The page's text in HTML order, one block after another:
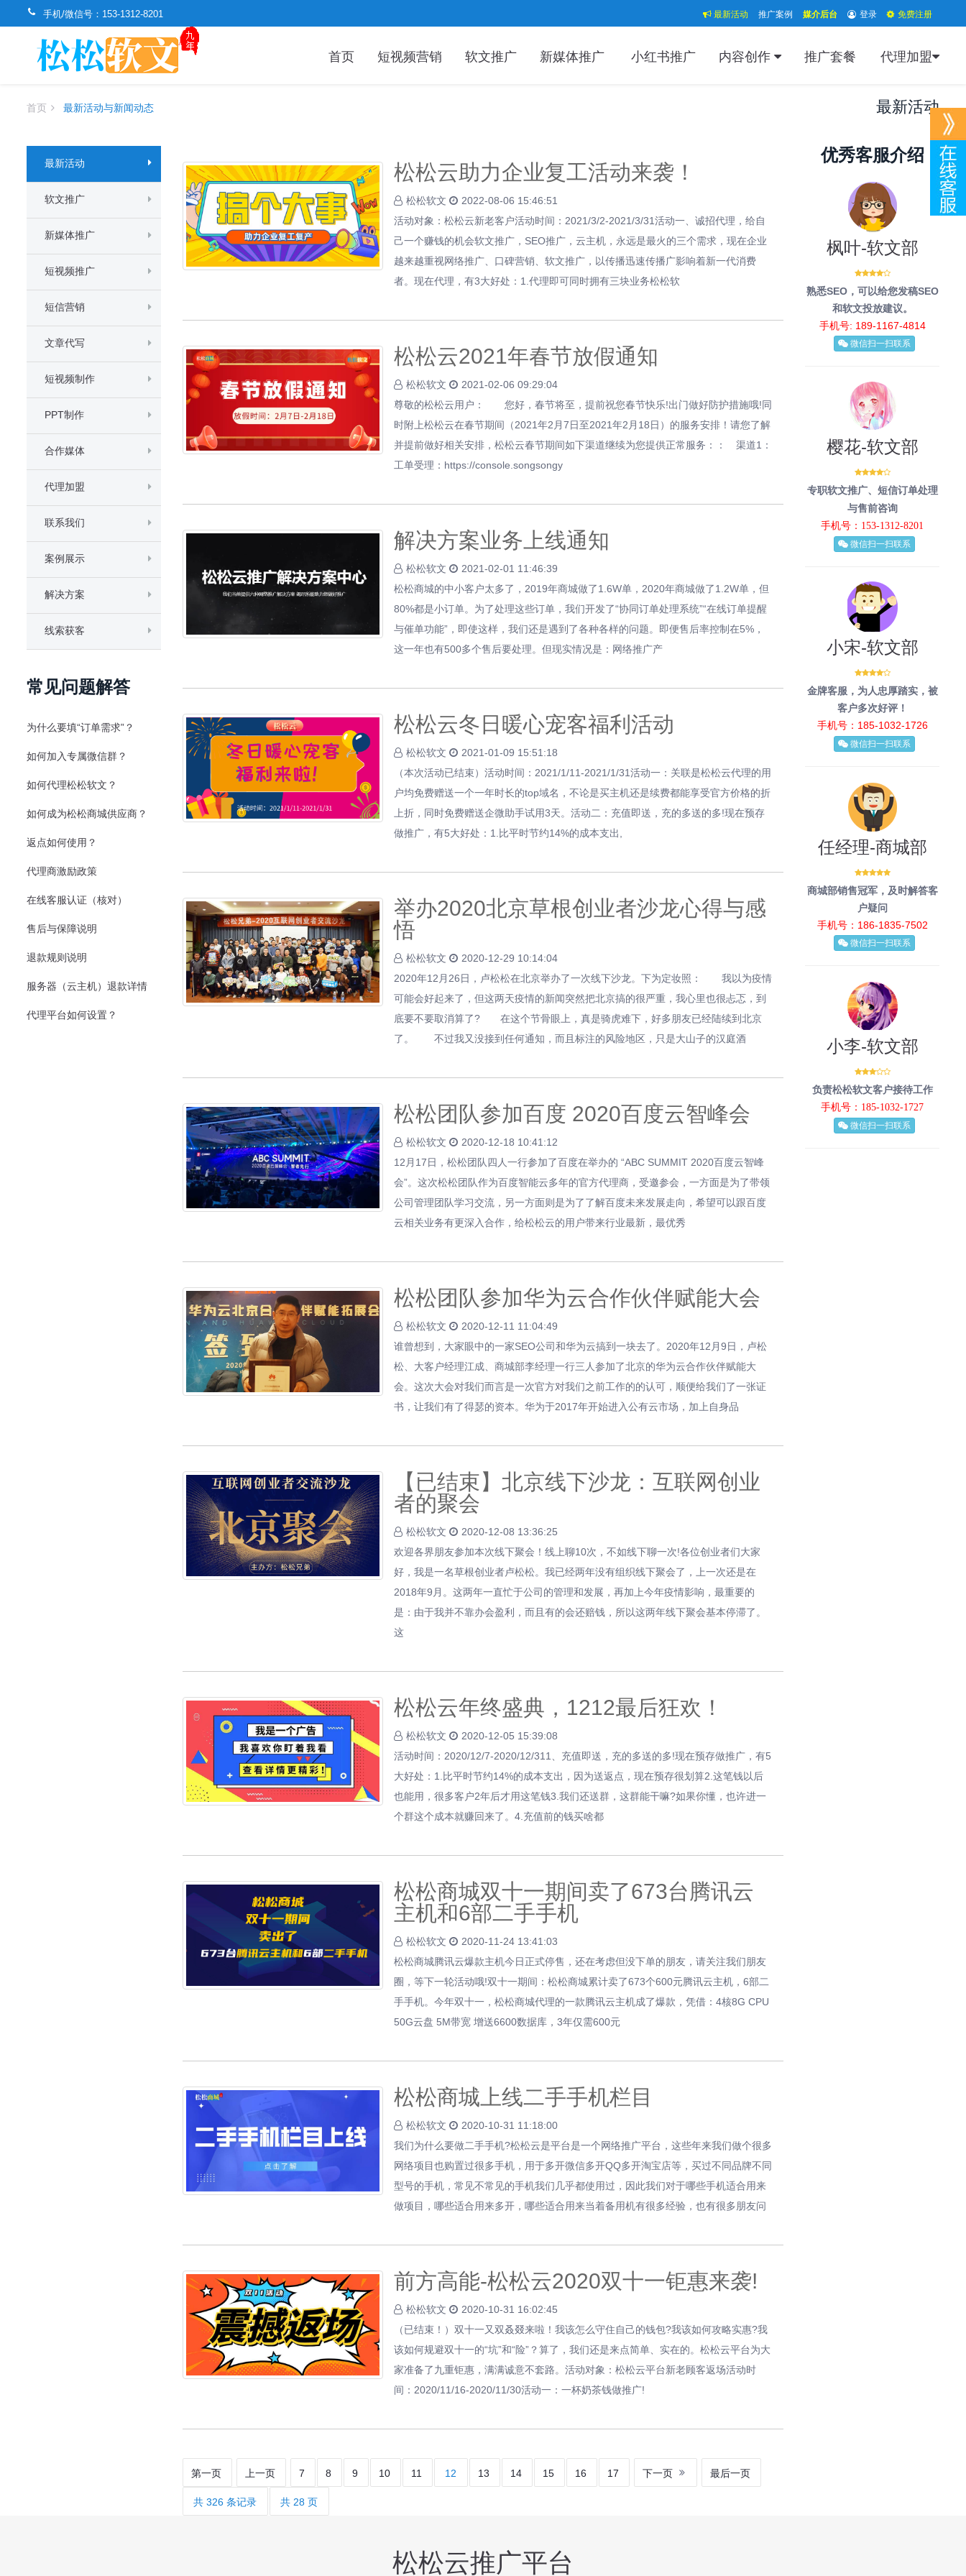
手机/微信号： 153-1312-8201 最新活动 推广案例 媒介后台 登录 免费注册
首页 短视频营销 软文推广 新媒体推广 小红书推广 内容创作 推广套餐 代理加盟
首页 最新活动与新闻动态 最新活动
最新活动
软文推广
新媒体推广
短视频推广
短信营销
文章代写
短视频制作
PPT制作
合作媒体
代理加盟
联系我们
案例展示
解决方案
线索获客
常见问题解答
为什么要填“订单需求”？
如何加入专属微信群？
如何代理松松软文？
如何成为松松商城供应商？
返点如何使用？
代理商激励政策
在线客服认证（核对）
售后与保障说明
退款规则说明
服务器（云主机）退款详情
代理平台如何设置？
松松云助力企业复工活动来袭！
松松软文
2022-08-06 15:46:51
活动对象：松松云新老客户活动时间：2021/3/2-2021/3/31活动一、诚招代理，给自
己一个赚钱的机会软文推广，SEO推广，云主机，永远是最火的三个需求，现在企业
越来越重视网络推广、口碑营销、软文推广，以传播迅速传播广影响着新一代消费
者。现在代理，有3大好处：1.代理即可同时拥有三块业务松松软
松松云2021年春节放假通知
松松软文
2021-02-06 09:29:04
尊敬的松松云用户： 您好，春节将至，提前祝您春节快乐!出门做好防护措施哦!同
时附上松松云在春节期间（2021年2月7日至2021年2月18日）的服务安排！请您了解
并提前做好相关安排，松松云春节期间如下渠道继续为您提供正常服务：： 渠道1：
工单受理：https://console.songsongy
解决方案业务上线通知
松松软文
2021-02-01 11:46:39
松松商城的中小客户太多了，2019年商城做了1.6W单，2020年商城做了1.2W单，但
80%都是小订单。为了处理这些订单，我们开发了“协同订单处理系统”“在线订单提醒
与催单功能”，即使这样，我们还是遇到了各种各样的问题。即便售后率控制在5%，
这一年也有500多个售后要处理。但现实情况是：网络推广产
松松云冬日暖心宠客福利活动
松松软文
2021-01-09 15:51:18
（本次活动已结束）活动时间：2021/1/11-2021/1/31活动一：关联是松松云代理的用
户均免费赠送一个一年时长的top域名，不论是买主机还是续费都能享受官方价格的折
上折，同时免费赠送企微助手试用3天。活动二：充值即送，充的多送的多!现在预存
做推广，有5大好处：1.比平时节约14%的成本支出,
举办2020北京草根创业者沙龙心得与感
悟
松松软文
2020-12-29 10:14:04
2020年12月26日，卢松松在北京举办了一次线下沙龙。下为定妆照： 我以为疫情
可能会好起来了，但这两天疫情的新闻突然把北京搞的很严重，我心里也很忐忑，到
底要不要取消算了? 在这个节骨眼上，真是骑虎难下，好多朋友已经陆续到北京
了。 不过我又没接到任何通知，而且标注的风险地区，只是大山子的汉庭酒
松松团队参加百度 2020百度云智峰会
松松软文
2020-12-18 10:41:12
12月17日，松松团队四人一行参加了百度在举办的 “ABC SUMMIT 2020百度云智峰
会”。这次松松团队作为百度智能云多年的官方代理商，受邀参会，一方面是为了带领
公司管理团队学习交流，另一方面则是为了了解百度未来发展走向，希望可以跟百度
云相关业务有更深入合作，给松松云的用户带来行业最新，最优秀
松松团队参加华为云合作伙伴赋能大会
松松软文
2020-12-11 11:04:49
谁曾想到，大家眼中的一家SEO公司和华为云搞到一块去了。2020年12月9日，卢松
松、大客户经理江成、商城部李经理一行三人参加了北京的华为云合作伙伴赋能大
会。这次大会对我们而言是一次官方对我们之前工作的的认可，顺便给我们了一张证
书，让我们有了得瑟的资本。华为于2017年开始进入公有云市场，加上自身品
【已结束】北京线下沙龙：互联网创业
者的聚会
松松软文
2020-12-08 13:36:25
欢迎各界朋友参加本次线下聚会！线上聊10次，不如线下聊一次!各位创业者们大家
好，我是一名草根创业者卢松松。我已经两年没有组织线下聚会了，上一次还是在
2018年9月。这两年一直忙于公司的管理和发展，再加上今年疫情影响，最重要的
是：由于我并不靠办会盈利，而且有的会还赔钱，所以这两年线下聚会基本停滞了。
这
松松云年终盛典，1212最后狂欢！
松松软文
2020-12-05 15:39:08
活动时间：2020/12/7-2020/12/311、充值即送，充的多送的多!现在预存做推广，有5
大好处：1.比平时节约14%的成本支出，因为送返点，现在预存很划算2.这笔钱以后
也能用，很多客户2年后才用这笔钱3.我们还送群，这群能干嘛?如果你懂，也许进一
个群这个成本就赚回来了。4.充值前的钱买啥都
松松商城双十一期间卖了673台腾讯云
主机和6部二手手机
松松软文
2020-11-24 13:41:03
松松商城腾讯云爆款主机今日正式停售，还在考虑但没下单的朋友，请关注我们朋友
圈，等下一轮活动哦!双十一期间：松松商城累计卖了673个600元腾讯云主机，6部二
手手机。今年双十一，松松商城代理的一款腾讯云主机成了爆款，凭借：4核8G CPU
50G云盘 5M带宽 增送6600数据库，3年仅需600元
松松商城上线二手手机栏目
松松软文
2020-10-31 11:18:00
我们为什么要做二手手机?松松云是平台是一个网络推广平台，这些年来我们做个很多
网络项目也购置过很多手机，用于多开微信多开QQ多开淘宝店等，买过不同品牌不同
型号的手机，常见不常见的手机我们几乎都使用过，因此我们对于哪些手机适合用来
做项目，哪些适合用来多开，哪些适合用来当着备用机有很多经验，也有很多朋友问
前方高能-松松云2020双十一钜惠来袭!
松松软文
2020-10-31 16:02:45
（已结束！）双十一又双叒叕来啦！我该怎么守住自己的钱包?我该如何攻略实惠?我
该如何规避双十一的“坑”和“险”？算了，我们还是来点简单、实在的。松松云平台为大
家准备了九重钜惠，满满诚意不套路。活动对象：松松云平台新老顾客返场活动时
间：2020/11/16-2020/11/30活动一：一杯奶茶钱做推广!
第一页 上一页 7 8 9 10 11 12 13 14 15 16 17 下一页 最后一页
共 326 条记录 共 28 页
优秀客服介绍
枫叶-软文部
熟悉SEO，可以给您发稿SEO
和软文投放建议。
手机号: 189-1167-4814
微信扫一扫联系
樱花-软文部
专职软文推广、短信订单处理
与售前咨询
手机号：153-1312-8201
微信扫一扫联系
小宋-软文部
金牌客服，为人忠厚踏实，被
客户多次好评！
手机号：185-1032-1726
微信扫一扫联系
任经理-商城部
商城部销售冠军，及时解答客
户疑问
手机号：186-1835-7502
微信扫一扫联系
小李-软文部
负责松松软文客户接待工作
手机号：185-1032-1727
微信扫一扫联系
松松云推广平台